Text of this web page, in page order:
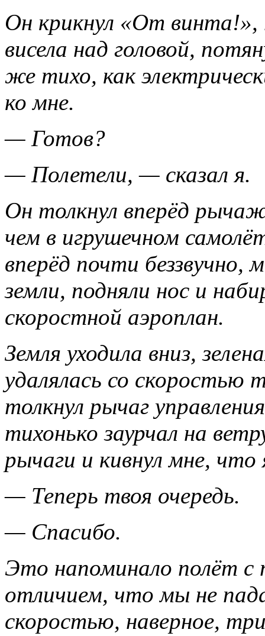
Он крикнул «От винта!»,
висела над головой,
же тихо, как
ко мне.
— Готов?
— Полетели, — сказал я.
Он толкнул вперёд
чем в игрушечном
вперёд почти
земли, подняли нос и
скоростной аэроплан.
Земля уходила вниз,
удалялась со
толкнул рычаг
тихонько заурчал на
рычаги и кивнул мне,
— Теперь твоя очередь.
— Спасибо.
Это напоминало полёт
отличием, что мы не
скоростью, наверное,